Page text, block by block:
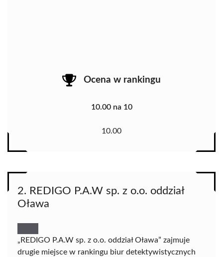
Ocena w rankingu
10.00 na 10
10.00
2. REDIGO P.A.W sp. z o.o. oddział
Oława
„REDIGO P.A.W sp. z o.o. oddział Oława” zajmuje
drugie miejsce w rankingu biur detektywistycznych